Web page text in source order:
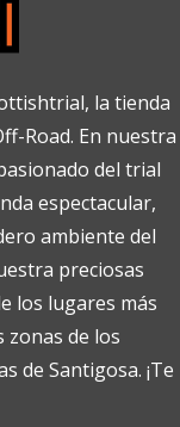
la tienda
Road. En nuestra
del trial
espectacular,
ambiente del
preciosas
los lugares más
zonas de los
de Santigosa. ¡Te